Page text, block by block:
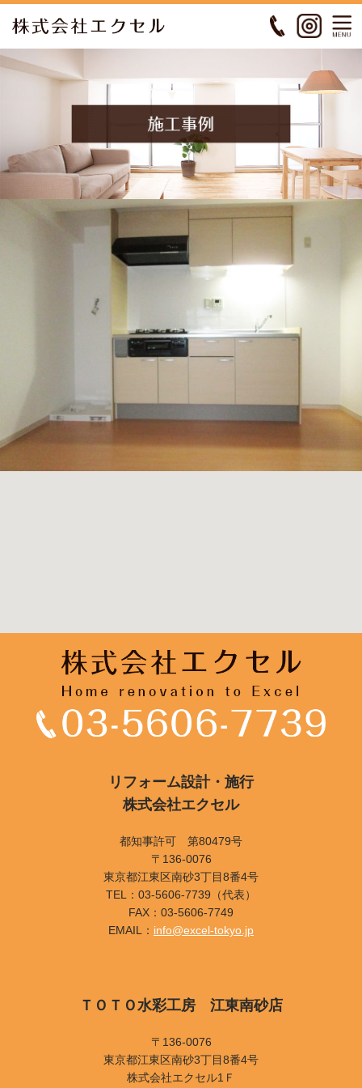
リフォーム設計・施行
株式会社エクセル
都知事許可 第80479号
〒136-0076
東京都江東区南砂3丁目8番4号
TEL：03-5606-7739（代表）
FAX：03-5606-7749
EMAIL： info@excel-tokyo.jp
ＴＯＴＯ水彩工房 江東南砂店
〒136-0076
東京都江東区南砂3丁目8番4号
株式会社エクセル1Ｆ